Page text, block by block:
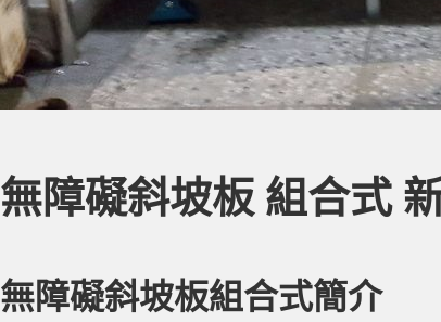
無障礙斜坡板 組合式
無障礙斜坡板組合式簡介